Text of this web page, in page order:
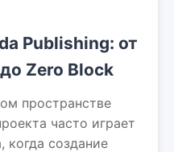
Publishing: от
Zero Block
пространстве
часто играет
создание